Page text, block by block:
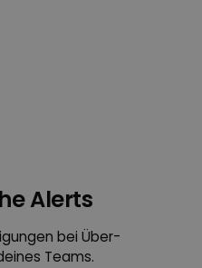
Alerts
bei Über-
Teams.